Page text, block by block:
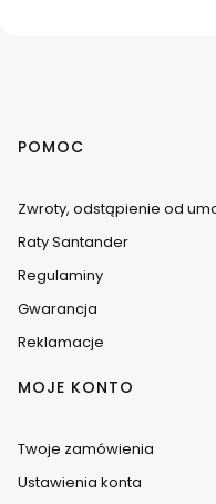
Linki w stopce
POMOC
Zwroty, odstąpienie od
Raty Santander
Regulaminy
Gwarancja
Reklamacje
MOJE KONTO
Twoje zamówienia
Ustawienia konta